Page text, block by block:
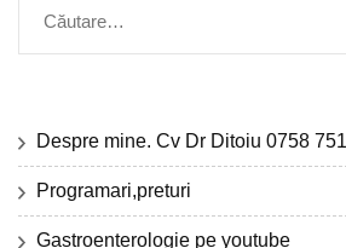
Caută
după:
Despre mine. Cv Dr Ditoiu 0758
Programari,preturi
Gastroenterologie pe youtube